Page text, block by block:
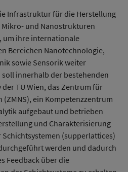
Infrastruktur für die Herstellung
und Nanostrukturen
um ihre internationale
Bereichen Nanotechnologie,
sowie Sensorik weiter
innerhalb der bestehenden
TU Wien, das Zentrum für
ein Kompetenzzentrum
aufgebaut und betrieben
und Charakterisierung
(supperlattices)
werden und dadurch
Feedback über die